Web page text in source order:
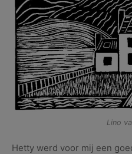
Lino
Hetty werd voor mij een